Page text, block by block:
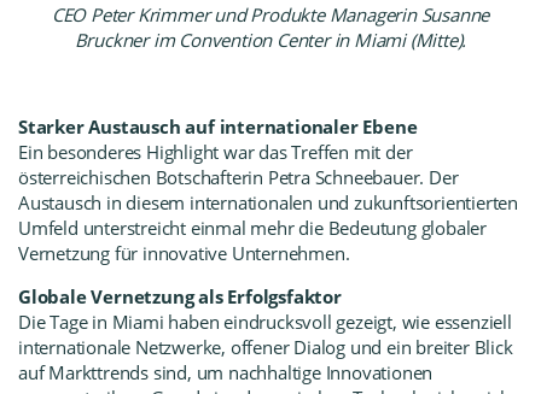
CEO Peter Krimmer und Produkte Managerin Susanne
Bruckner im Convention Center in Miami (Mitte).
Starker Austausch auf internationaler Ebene
Ein besonderes Highlight war das Treffen mit der
österreichischen Botschafterin Petra Schneebauer. Der
Austausch in diesem internationalen und zukunftsorientierten
Umfeld unterstreicht einmal mehr die Bedeutung globaler
Vernetzung für innovative Unternehmen.
Globale Vernetzung als Erfolgsfaktor
Die Tage in Miami haben eindrucksvoll gezeigt, wie essenziell
internationale Netzwerke, offener Dialog und ein breiter Blick
auf Markttrends sind, um nachhaltige Innovationen